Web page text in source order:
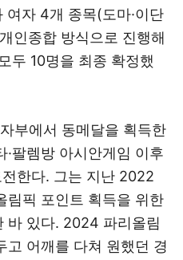
여자 4개 종목(도마·이단
인종합 방식으로 진행해
두 10명을 최종 확정했
부에서 동메달을 획득한
팔렘방 아시안게임 이후
한다. 그는 지난 2022
림픽 포인트 획득을 위한
바 있다. 2024 파리올림
고 어깨를 다쳐 원했던 경